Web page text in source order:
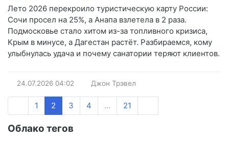
Лето 2026 перекроило туристическую карту России:
Сочи просел на 25%, а Анапа взлетела в 2 раза.
Подмосковье стало хитом из-за топливного кризиса,
Крым в минусе, а Дагестан растёт. Разбираемся, кому
улыбнулась удача и почему санатории теряют клиентов.
24.07.2026 04:02 Джон Трэвел
1 2 3 4 ... 21
Облако тегов